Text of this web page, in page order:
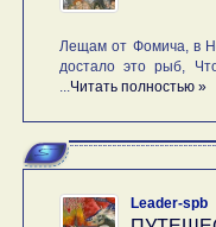
Лещам от Фомича, в
достало это рыб,
...Читать полностью »
Leader-spb